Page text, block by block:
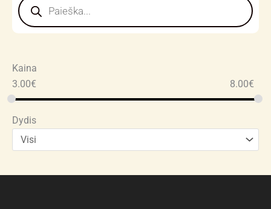
Kaina
3.00€ 8.00€
Dydis